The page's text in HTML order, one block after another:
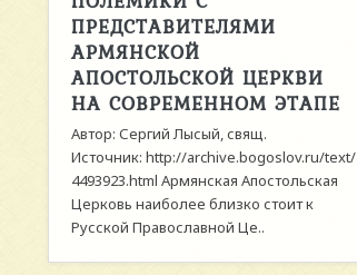
ПРЕДСТАВИТЕЛЯМИ
АРМЯНСКОЙ
АПОСТОЛЬСКОЙ ЦЕРКВИ
НА СОВРЕМЕННОМ ЭТАПЕ
Автор: Сергий Лысый, свящ.
Источник: http://archive.bogoslov.ru/text/
4493923.html Армянская Апостольская
Церковь наиболее близко стоит к
Русской Православной Це..